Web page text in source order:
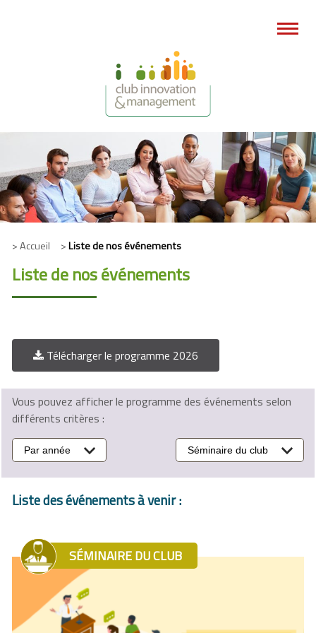
> Accueil >Liste de nos événements
Liste de nos événements
Télécharger le programme 2026
Vous pouvez afficher le programme des événements selon
différents critères :
Par année Séminaire du club
Liste des événements à venir :
SÉMINAIRE DU CLUB